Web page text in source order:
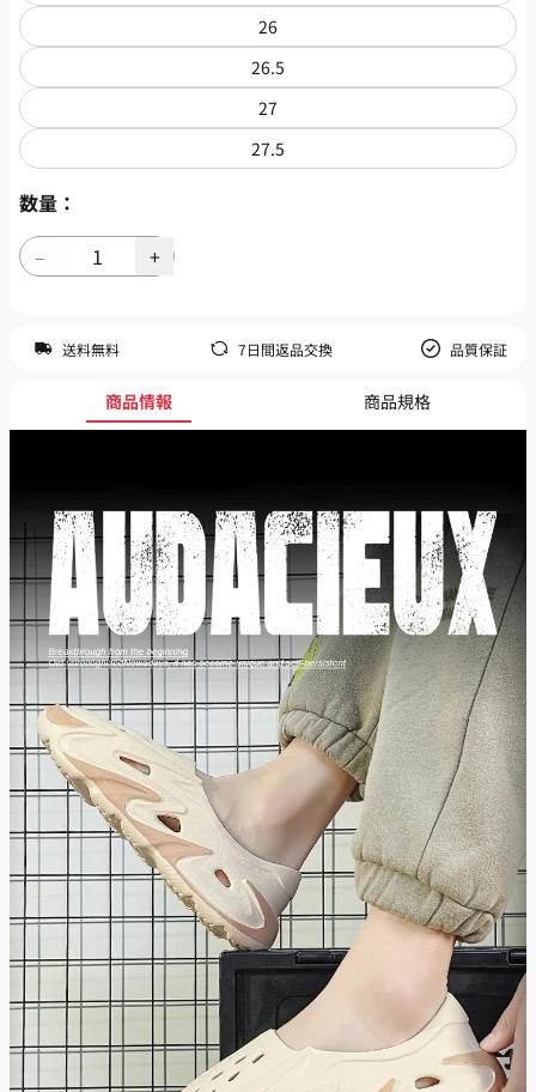
26
26.5
27
27.5
数量：
送料無料 7日間返品交換 品質保証
商品情報 商品規格